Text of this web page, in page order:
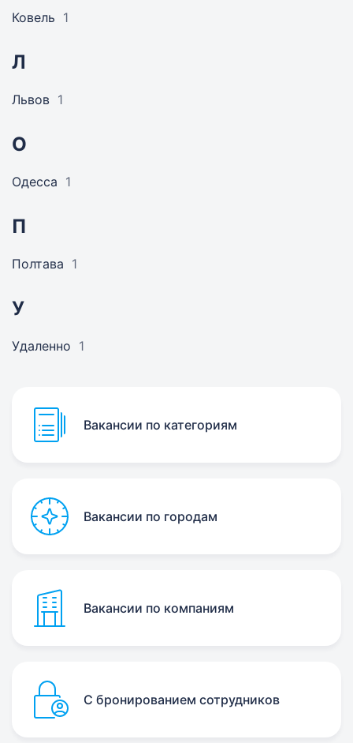
Ковель 1
Л
Львов 1
О
Одесса 1
П
Полтава 1
У
Удаленно 1
Вакансии по категориям
Вакансии по городам
Вакансии по компаниям
С бронированием сотрудников